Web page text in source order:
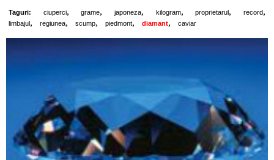
Taguri: ciuperci, grame, japoneza, kilogram, proprietarul , record,
limbajul , regiunea, scump, piedmont, diamant, caviar